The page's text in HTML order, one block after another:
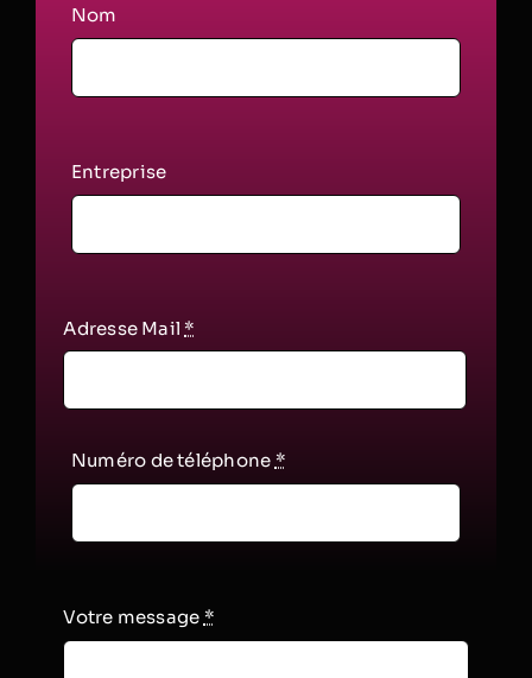
Nom
Entreprise
Adresse Mail *
Numéro de téléphone *
Votre message *